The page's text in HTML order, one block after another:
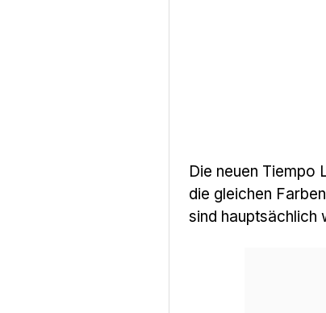
Die neuen Tiempo
die gleichen
sind hauptsächlich